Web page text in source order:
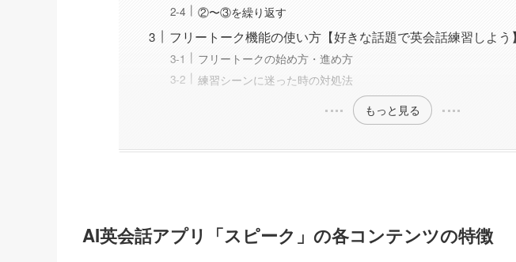
②〜③を繰り返す
フリートーク機能の使い方【好きな話題で英会話練習しよう】
フリートークの始め方・進め方
練習シーンに迷った時の対処法
もっと見る
AI英会話アプリ「スピーク」の各コンテンツの特徴